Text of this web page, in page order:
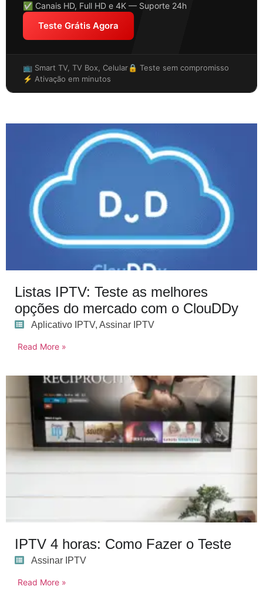
✅ Canais HD, Full HD e 4K — Suporte 24h
Teste Grátis Agora
📺 Smart TV, TV Box, Celular🔒 Teste sem compromisso
⚡ Ativação em minutos
Listas IPTV: Teste as melhores
opções do mercado com o ClouDDy
Aplicativo IPTV, Assinar IPTV
Read More »
IPTV 4 horas: Como Fazer o Teste
Assinar IPTV
Read More »